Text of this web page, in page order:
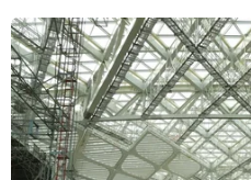
Houthi bị nghi đứng sau
vụ tấn công đánh chìm
tàu hàng Ấn Độ trên
Biển Đỏ